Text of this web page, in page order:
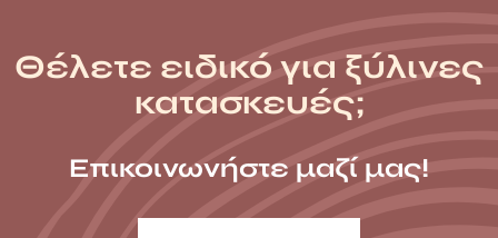
Θέλετε ειδικό για ξύλινες
κατασκευές;
Επικοινωνήστε μαζί μας!